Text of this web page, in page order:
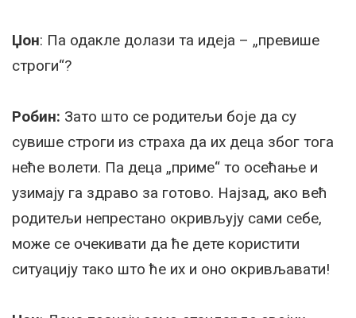
Џон: Па одакле долази та идеја – „превише
строги“?
Робин: Зато што се родитељи боје да су
сувише строги из страха да их деца због тога
неће волети. Па деца „приме“ то осећање и
узимају га здраво за готово. Најзад, ако већ
родитељи непрестано окривљују сами себе,
може се очекивати да ће дете користити
ситуацију тако што ће их и оно окривљавати!